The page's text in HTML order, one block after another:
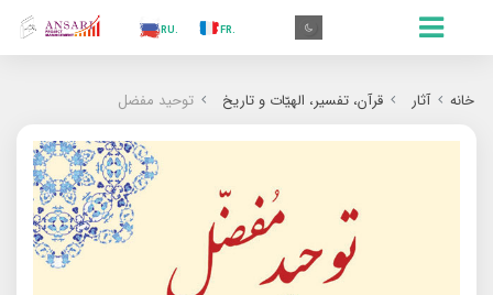
.FR
.RU
.TR
خانه آثار قرآن، تفسیر، الهیّات و تاریخ توحید مفضل